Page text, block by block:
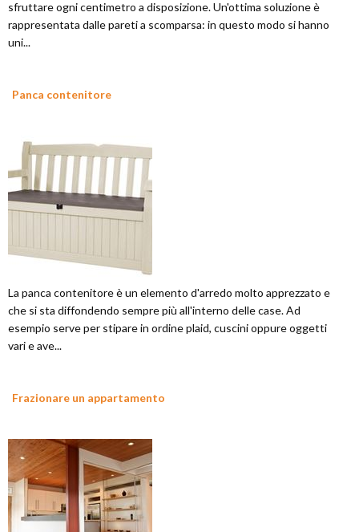
sfruttare ogni centimetro a disposizione. Un'ottima soluzione è
rappresentata dalle pareti a scomparsa: in questo modo si hanno
uni...
Panca contenitore
La panca contenitore è un elemento d'arredo molto apprezzato e
che si sta diffondendo sempre più all'interno delle case. Ad
esempio serve per stipare in ordine plaid, cuscini oppure oggetti
vari e ave...
Frazionare un appartamento